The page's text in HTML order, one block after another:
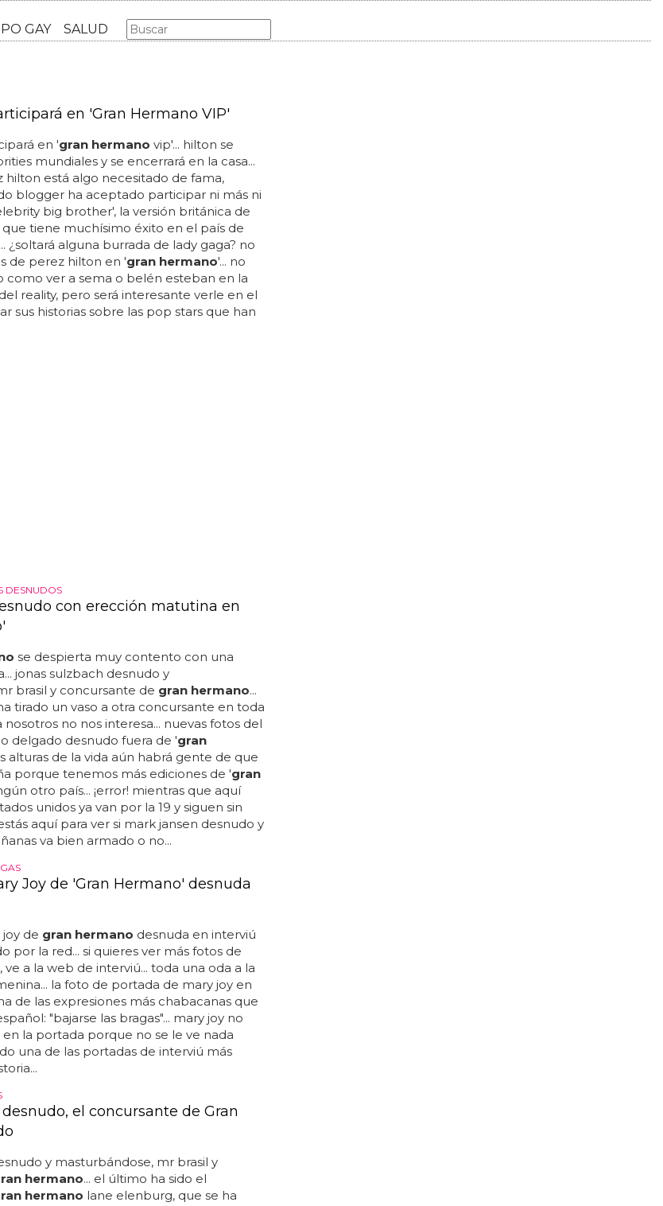
LGBT MÚSICA CINE Y TV
en 'gran hermanovip'... hilton se
mundiales y se encerrará en la casa...
está algo necesitado de fama,
blogger ha aceptado participar ni más ni
big brother', la versión británica de
que tiene muchísimo éxito en el país de
¿soltará alguna burrada de lady gaga? no
de perez hilton en ' gran hermano '... no
como ver a sema o belén esteban en la
reality, pero será interesante verle en el
sus historias sobre las pop stars que han
DESNUDOS
con erección matutina en
se despierta muy contento con una
jonas sulzbach desnudo y
brasil y concursante degran hermano...
tirado un vaso a otra concursante en toda
no nos interesa... nuevas fotos del
delgado desnudo fuera de 'gran
alturas de la vida aún habrá gente de que
porque tenemos más ediciones de 'gran
otro país... ¡error! mientras que aquí
unidos ya van por la 19 y siguen sin
aquí para ver si mark jansen desnudo y
va bien armado o no...
Joy de 'Gran Hermano' desnuda
joy degran hermanodesnuda en interviú
por la red... si quieres ver más fotos de
a la web de interviú... toda una oda a la
la foto de portada de mary joy en
de las expresiones más chabacanas que
"bajarse las bragas"... mary joy no
la portada porque no se le ve nada
una de las portadas de interviú más
el concursante de Gran
y masturbándose, mr brasil y
hermano ... el último ha sido el